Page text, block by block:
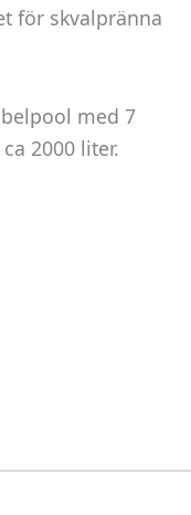
för skvalpränna
med 7
2000 liter.